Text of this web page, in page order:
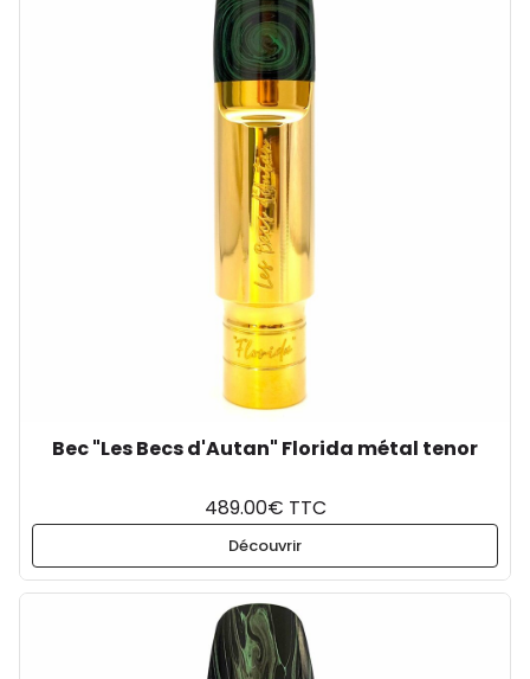
Bec "Les Becs d'Autan" Florida métal tenor
489.00€ TTC
Découvrir